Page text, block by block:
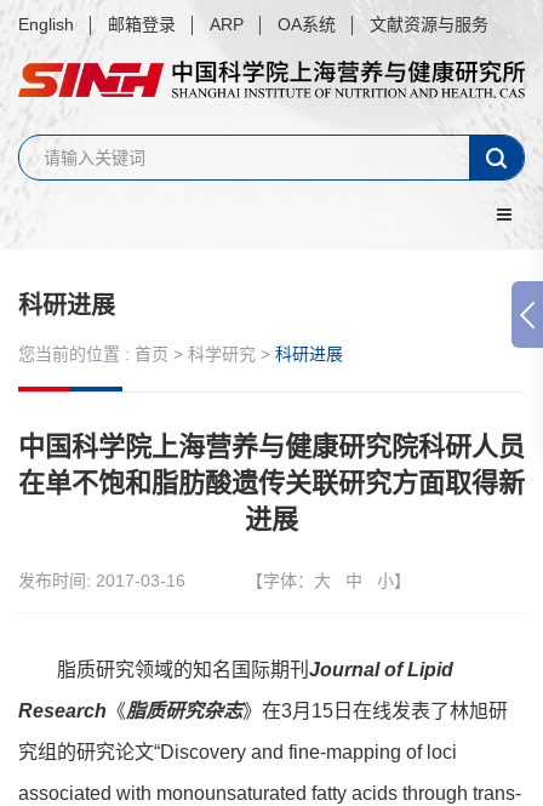
English 邮箱登录 ARP OA系统 文献资源与服务
科研进展
您当前的位置 : 首页 > 科学研究 > 科研进展
中国科学院上海营养与健康研究院科研人员
在单不饱和脂肪酸遗传关联研究方面取得新
进展
发布时间: 2017-03-16 【字体： 大 中 小】
脂质研究领域的知名国际期刊 Journal of Lipid
Research 《脂质研究杂志》在3月15日在线发表了林旭研
究组的研究论文“Discovery and fine-mapping of loci
associated with monounsaturated fatty acids through trans-